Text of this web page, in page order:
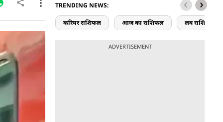
की वजह
का
सोशल
TRENDING NEWS:
करियर राशिफल आज का राशिफल लव राशिफल
ADVERTISEMENT